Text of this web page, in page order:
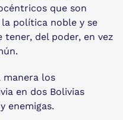
que son
política noble y se
del poder, en vez
manera los
en dos Bolivias
enemigas.